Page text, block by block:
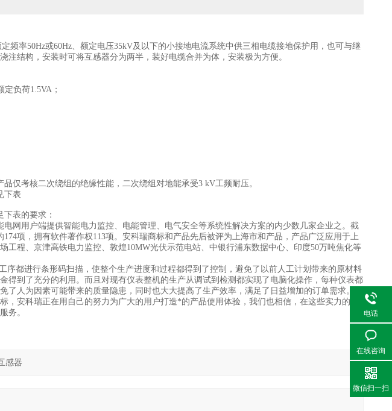
频率50Hz或60Hz、额定电压35kV及以下的小接地电流系统中供三相电缆接地保护用，也可与继
注结构，安装时可将互感器分为两半，装好电缆合并为体，安装极为方便。
负荷1.5VA；
考核二次绕组的绝缘性能，二次绕组对地能承受3 kV工频耐压。
下表
表的要求：
网用户端提供智能电力监控、电能管理、电气安全等系统性解决方案的内少数几家企业之。截
项，拥有软件著作权113项。安科瑞商标和产品先后被评为上海市和产品，产品广泛应用于上
工程、京津高铁电力监控、敦煌10MW光伏示范电站、中银行浦东数据中心、印度50万吨焦化等
序都进行条形码扫描，使整个生产进度和过程都得到了控制，避免了以前人工计划带来的原材料
得到了充分的利用。而且对现有仪表整机的生产从调试到检测都实现了电脑化操作，每种仪表都
了人为因素可能带来的质量隐患，同时也大大提高了生产效率，满足了日益增加的订单需求。
，安科瑞正在用自己的努力为广大的用户打造*的产品使用体验，我们也相信，在这些实力的基
务。
电话
在线咨询
微信扫一扫